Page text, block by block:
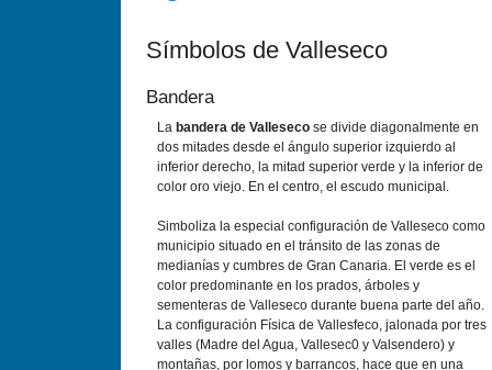
Sí­mbolos de Valleseco
Bandera
La bandera de Valleseco se divide diagonalmente en
dos mitades desde el ángulo superior izquierdo al
inferior derecho, la mitad superior verde y la inferior de
color oro viejo. En el centro, el escudo municipal.
Simboliza la especial configuración de Valleseco como
municipio situado en el tránsito de las zonas de
medianías y cumbres de Gran Canaria. El verde es el
color predominante en los prados, árboles y
sementeras de Valleseco durante buena parte del año.
La configuración Física de Vallesfeco, jalonada por tres
valles (Madre del Agua, Vallesec0 y Valsendero) y
montañas, por lomos y barrancos, hace que en una